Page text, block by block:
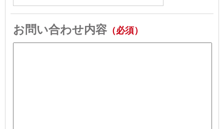
お問い合わせ内容 （必須）